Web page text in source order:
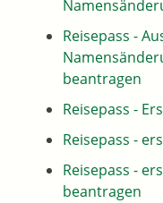
Reisepass -
beantragen
Reisepass -
Reisepass -
Reisepass -
beantragen